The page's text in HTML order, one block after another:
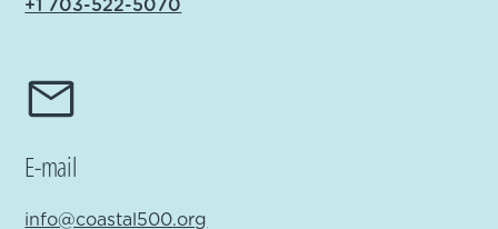
+1 703-522-5070
E-mail
info@coastal500.org